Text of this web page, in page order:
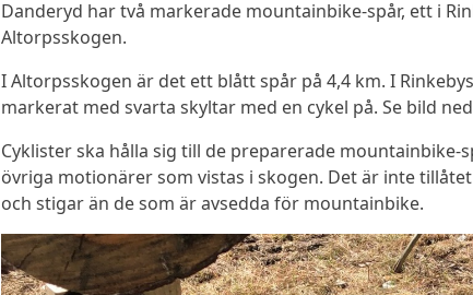
Danderyd har två markerade mountainbike-spår, ett i
Altorpsskogen.
I Altorpsskogen är det ett blått spår på 4,4 km. I
markerat med svarta skyltar med en cykel på. Se bild
Cyklister ska hålla sig till de preparerade mountainbike-
övriga motionärer som vistas i skogen. Det är inte
och stigar än de som är avsedda för mountainbike.